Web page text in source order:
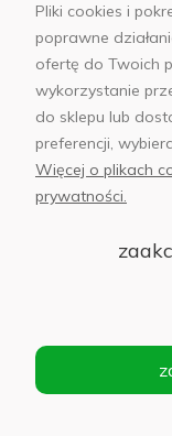
Siedziba: 02-486
Pliki cookies i
poprawne
ofertę do Twoich
wykorzystanie
do sklepu lub
preferencji,
Więcej o plikach
prywatności.